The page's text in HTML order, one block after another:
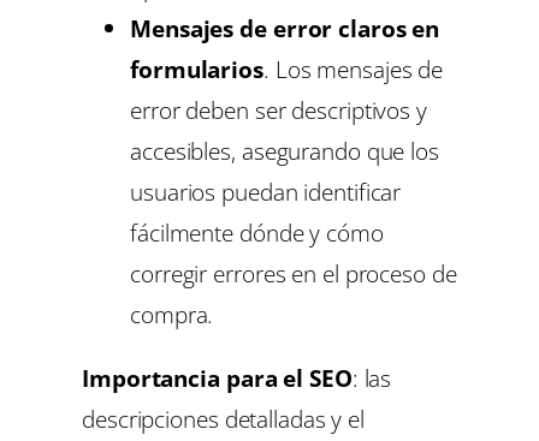
Mensajes de error claros en
formularios. Los mensajes de
error deben ser descriptivos y
accesibles, asegurando que los
usuarios puedan identificar
fácilmente dónde y cómo
corregir errores en el proceso de
compra.
Importancia para el SEO: las
descripciones detalladas y el